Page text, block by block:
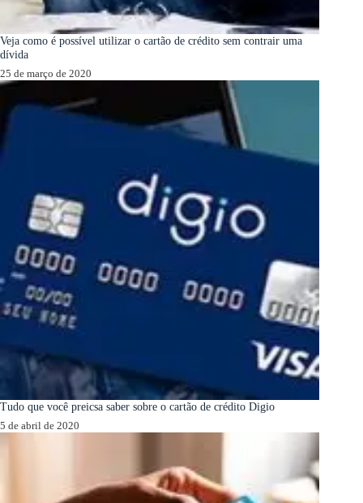
Veja como é possível utilizar o cartão de crédito sem contrair uma
dívida
25 de março de 2020
Tudo que você preicsa saber sobre o cartão de crédito Digio
5 de abril de 2020